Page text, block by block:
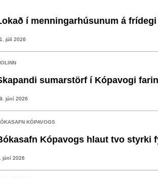
í menningarhúsunum á
júlí 2026
sumarstörf í Kópavogi
júní 2026
KÓPAVOGS
Kópavogs hlaut tvo styrki
júní 2026